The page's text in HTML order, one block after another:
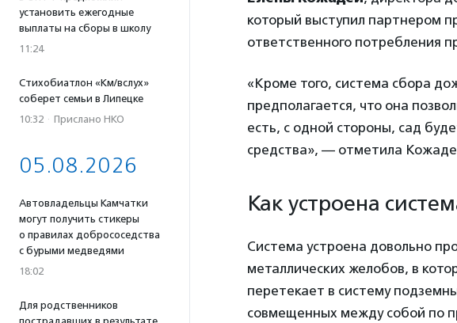
установить ежегодные
выплаты на сборы в школу
11:24
Стихобиатлон «Км/вслух»
соберет семьи в Липецке
10:32 · Прислано НКО
05.08.2026
Автовладельцы Камчатки
могут получить стикеры
о правилах добрососедства
с бурыми медведями
18:02
Для родственников
который выступил партнером
ответственного потребления
«Кроме того, система сбора
предполагается, что она
есть, с одной стороны, сад
средства», — отметила
Как устроена
Система устроена довольно
металлических желобов, в
перетекает в систему
совмещенных между собой по